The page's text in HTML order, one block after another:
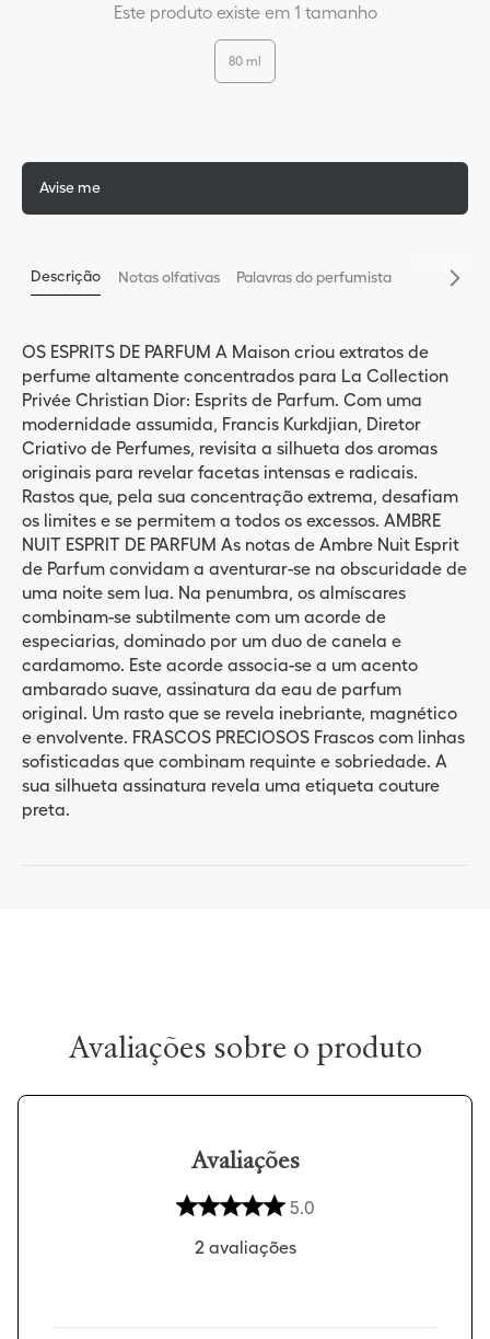
Este produto existe em 1 tamanho
80 ml
Avise me
Descrição Notas olfativas Palavras do perfumista
OS ESPRITS DE PARFUM A Maison criou extratos de
perfume altamente concentrados para La Collection
Privée Christian Dior: Esprits de Parfum. Com uma
modernidade assumida, Francis Kurkdjian, Diretor
Criativo de Perfumes, revisita a silhueta dos aromas
originais para revelar facetas intensas e radicais.
Rastos que, pela sua concentração extrema, desafiam
os limites e se permitem a todos os excessos. AMBRE
NUIT ESPRIT DE PARFUM As notas de Ambre Nuit Esprit
de Parfum convidam a aventurar-se na obscuridade de
uma noite sem lua. Na penumbra, os almíscares
combinam-se subtilmente com um acorde de
especiarias, dominado por um duo de canela e
cardamomo. Este acorde associa-se a um acento
ambarado suave, assinatura da eau de parfum
original. Um rasto que se revela inebriante, magnético
e envolvente. FRASCOS PRECIOSOS Frascos com linhas
sofisticadas que combinam requinte e sobriedade. A
sua silhueta assinatura revela uma etiqueta couture
preta.
Avaliações
5.0
2 avaliações